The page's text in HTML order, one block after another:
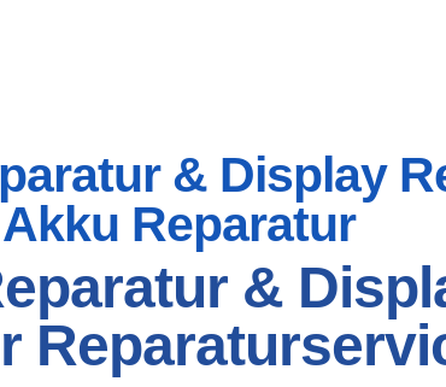
& Display
Reparatur
&